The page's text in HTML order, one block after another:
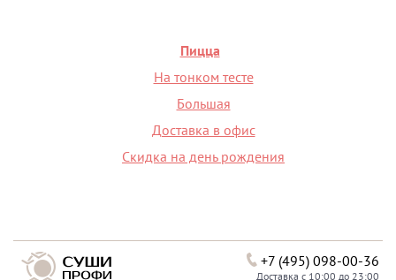
Пицца
На тонком тесте
Большая
Доставка в офис
Скидка на день рождения
+7 (495) 098-00-36
Доставка с 10:00 до 23:00